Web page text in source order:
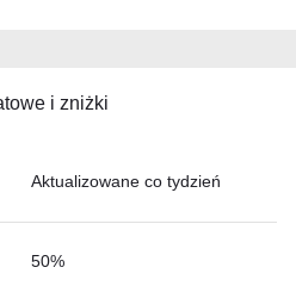
i zniżki
Aktualizowane co tydzień
50%